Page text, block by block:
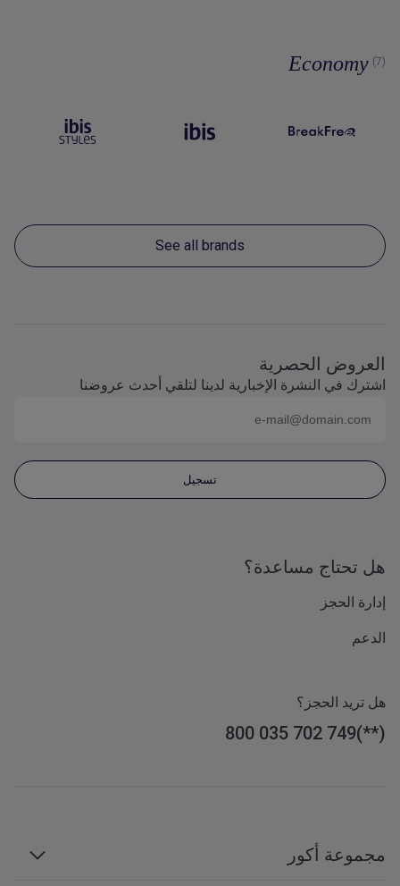
Economy (7)
See all brands
العروض الحصرية
اشترك في النشرة الإخبارية لدينا لتلقي أحدث عروضنا
تسجيل
هل تحتاج مساعدة؟
إدارة الحجز
الدعم
هل تريد الحجز؟
800 035 702 749
مجموعة أكور